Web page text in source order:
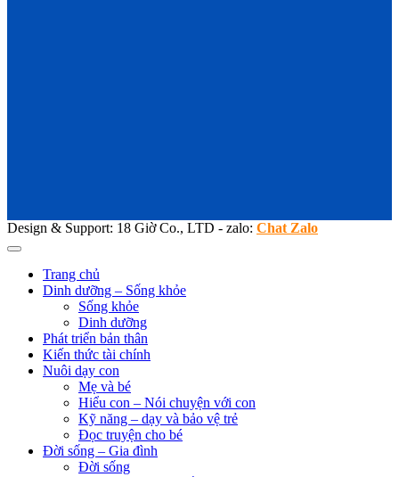
Design & Support: 18 Giờ Co., LTD - zalo: Chat Zalo
Trang chủ
Dinh dưỡng – Sống khỏe
Sống khỏe
Dinh dưỡng
Phát triển bản thân
Kiến thức tài chính
Nuôi dạy con
Mẹ và bé
Hiểu con – Nói chuyện với con
Kỹ năng – dạy và bảo vệ trẻ
Đọc truyện cho bé
Đời sống – Gia đình
Đời sống